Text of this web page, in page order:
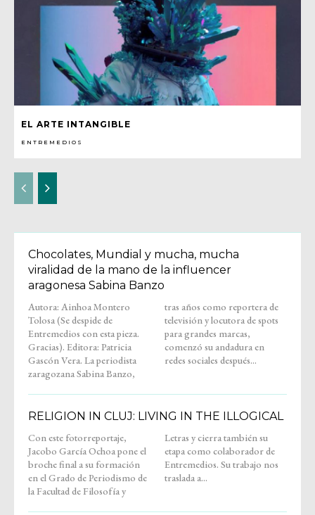
EL ARTE INTANGIBLE
ENTREMEDIOS
Chocolates, Mundial y mucha, mucha
viralidad de la mano de la influencer
aragonesa Sabina Banzo
Autora: Ainhoa Montero
Tolosa (Se despide de
Entremedios con esta pieza.
Gracias). Editora: Patricia
Gascón Vera. La periodista
zaragozana Sabina Banzo,
tras años como reportera de
televisión y locutora de spots
para grandes marcas,
comenzó su andadura en
redes sociales después...
RELIGION IN CLUJ: LIVING IN THE ILLOGICAL
Con este fotorreportaje,
Jacobo García Ochoa pone el
broche final a su formación
en el Grado de Periodismo de
la Facultad de Filosofía y
Letras y cierra también su
etapa como colaborador de
Entremedios. Su trabajo nos
traslada a...